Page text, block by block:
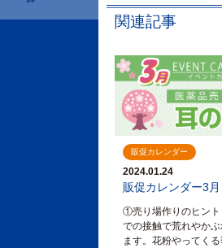
関連記事
販促カレンダー
2024.01.24
販促カレンダー3
①売り場作りのヒント
での接触で荒れやか
ます。花粉やってく